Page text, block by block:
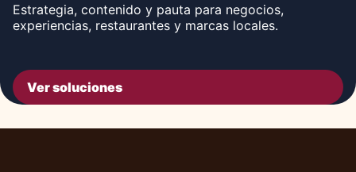
Estrategia, contenido y pauta para negocios,
experiencias, restaurantes y marcas locales.
Ver soluciones